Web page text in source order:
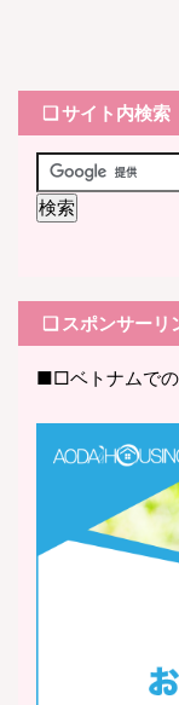
❏ サイト内検索
❏ スポンサーリ
■□ベトナムで